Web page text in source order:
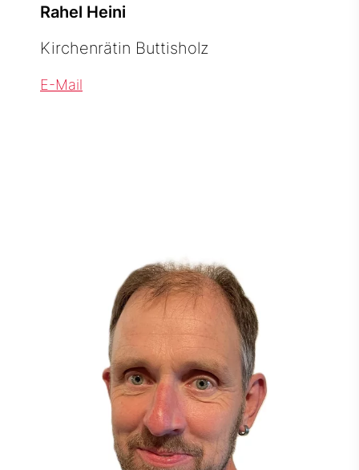
Rahel Heini
Kirchenrätin Buttisholz
E-Mail